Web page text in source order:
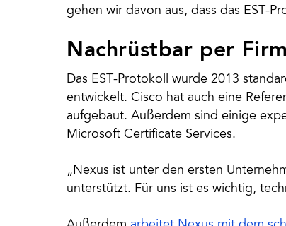
gehen wir davon aus, dass das EST-
Nachrüstbar per
Das EST-Protokoll wurde 2013
entwickelt. Cisco hat auch eine
aufgebaut. Außerdem sind einige
Microsoft Certificate Services.
„Nexus ist unter den ersten
unterstützt. Für uns ist es wichtig,